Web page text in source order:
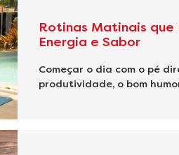
Rotinas Matinais que
Energia e Sabor
Começar o dia com o pé
produtividade, o bom